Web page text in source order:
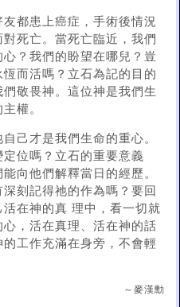
都患上癌症，手術後情況
死亡。當死亡臨近，我們
？我們的盼望在哪兒？豈
而活嗎？立石為記的目的
敬畏神。這位神是我們生
權。
己才是我們生命的重心。
位嗎？立石的重要意義
向他們解釋當日的經歷。
刻記得祂的作為嗎？要回
在神的真 理中，看一切就
，活在真理、活在神的話
工作充滿在身旁，不會輕
～麥漢勳